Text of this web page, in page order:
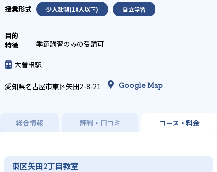
少人数制(10人以下) 自立学習
季節講習のみの受講可
大曽根駅
愛知県名古屋市東区矢田2-8-21 Google Map
総合情報 評判・口コミ コース・料金
東区矢田2丁目教室